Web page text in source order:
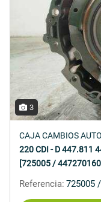
3
CAJA CAMBIOS
220 CDI - D 447.811
[725005 /
Referencia: 725005